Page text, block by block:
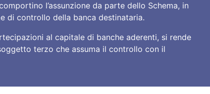
l’assunzione da parte dello Schema, in
di controllo della banca destinataria.
al capitale di banche aderenti, si rende
terzo che assuma il controllo con il